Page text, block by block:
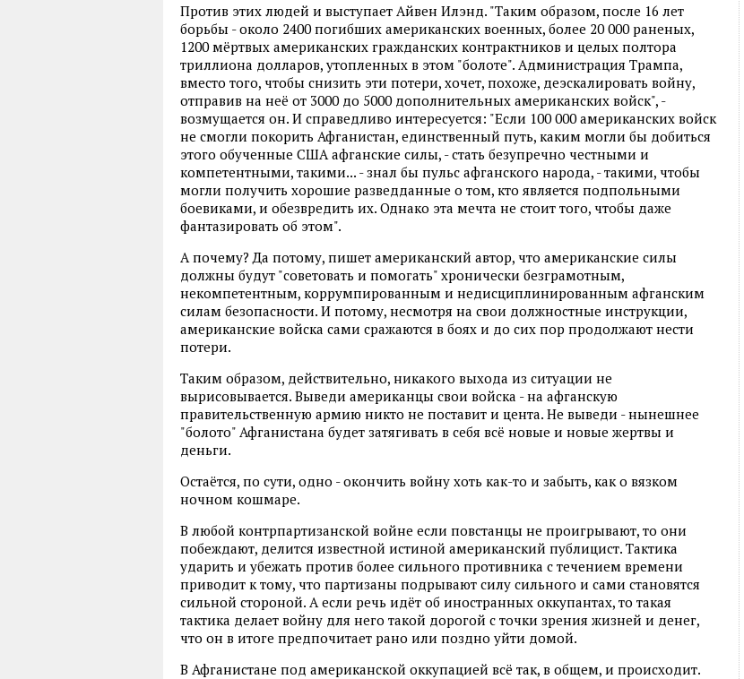
Против этих людей и выступает Айвен Илэнд. "Таким образом, после 16 лет
борьбы - около 2400 погибших американских военных, более 20 000 раненых,
1200 мёртвых американских гражданских контрактников и целых полтора
триллиона долларов, утопленных в этом "болоте". Администрация Трампа,
вместо того, чтобы снизить эти потери, хочет, похоже, деэскалировать войну,
отправив на неё от 3000 до 5000 дополнительных американских войск", -
возмущается он. И справедливо интересуется: "Если 100 000 американских войск
не смогли покорить Афганистан, единственный путь, каким могли бы добиться
этого обученные США афганские силы, - стать безупречно честными и
компетентными, такими... - знал бы пульс афганского народа, - такими, чтобы
могли получить хорошие разведданные о том, кто является подпольными
боевиками, и обезвредить их. Однако эта мечта не стоит того, чтобы даже
фантазировать об этом".
А почему? Да потому, пишет американский автор, что американские силы
должны будут "советовать и помогать" хронически безграмотным,
некомпетентным, коррумпированным и недисциплинированным афганским
силам безопасности. И потому, несмотря на свои должностные инструкции,
американские войска сами сражаются в боях и до сих пор продолжают нести
потери.
Таким образом, действительно, никакого выхода из ситуации не
вырисовывается. Выведи американцы свои войска - на афганскую
правительственную армию никто не поставит и цента. Не выведи - нынешнее
"болото" Афганистана будет затягивать в себя всё новые и новые жертвы и
деньги.
Остаётся, по сути, одно - окончить войну хоть как-то и забыть, как о вязком
ночном кошмаре.
В любой контрпартизанской войне если повстанцы не проигрывают, то они
побеждают, делится известной истиной американский публицист. Тактика
ударить и убежать против более сильного противника с течением времени
приводит к тому, что партизаны подрывают силу сильного и сами становятся
сильной стороной. А если речь идёт об иностранных оккупантах, то такая
тактика делает войну для него такой дорогой с точки зрения жизней и денег,
что он в итоге предпочитает рано или поздно уйти домой.
В Афганистане под американской оккупацией всё так, в общем, и происходит.